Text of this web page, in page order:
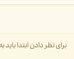
برای نظر دادن ابتدا